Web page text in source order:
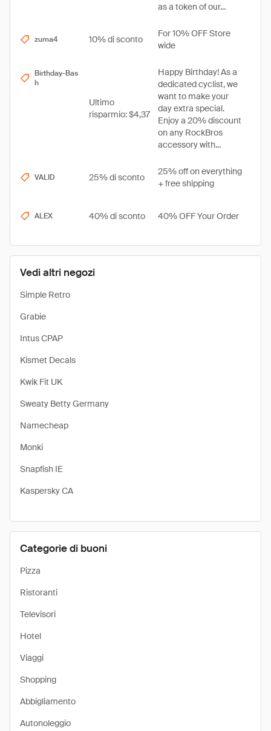
Vedi altri negozi
Simple Retro
Grabie
Intus CPAP
Kismet Decals
Kwik Fit UK
Sweaty Betty Germany
Namecheap
Monki
Snapfish IE
Kaspersky CA
Categorie di buoni
Pizza
Ristoranti
Televisori
Hotel
Viaggi
Shopping
Abbigliamento
Autonoleggio
as a token of our...
zuma4 10% di sconto
For 10% OFF Store
wide
Birthday-Bas
h
Ultimo
risparmio: $4,37
Happy Birthday! As a
dedicated cyclist, we
want to make your
day extra special.
Enjoy a 20% discount
on any RockBros
accessory with...
VALID 25% di sconto
25% off on everything
+ free shipping
ALEX 40% di sconto 40% OFF Your Order